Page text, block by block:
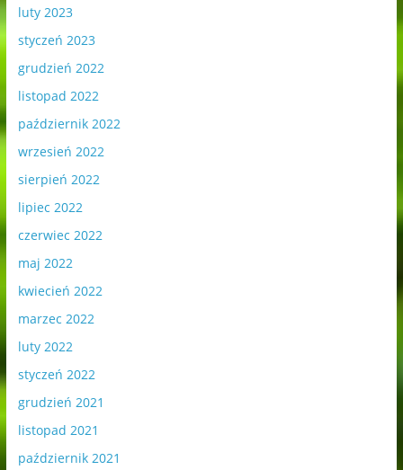
luty 2023
styczeń 2023
grudzień 2022
listopad 2022
październik 2022
wrzesień 2022
sierpień 2022
lipiec 2022
czerwiec 2022
maj 2022
kwiecień 2022
marzec 2022
luty 2022
styczeń 2022
grudzień 2021
listopad 2021
październik 2021